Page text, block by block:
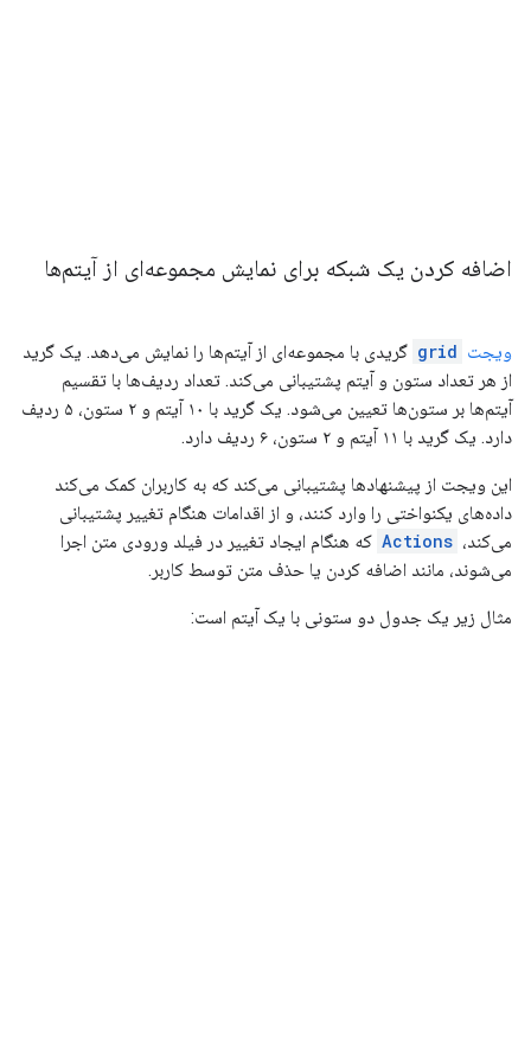
اضافه کردن یک شبکه برای نمایش مجموعه‌ای از آیتم‌ها
ویجت grid گریدی با مجموعه‌ای از آیتم‌ها را نمایش می‌دهد. یک گرید
از هر تعداد ستون و آیتم پشتیبانی می‌کند. تعداد ردیف‌ها با تقسیم
آیتم‌ها بر ستون‌ها تعیین می‌شود. یک گرید با ۱۰ آیتم و ۲ ستون، ۵ ردیف
دارد. یک گرید با ۱۱ آیتم و ۲ ستون، ۶ ردیف دارد.
این ویجت از پیشنهادها پشتیبانی می‌کند که به کاربران کمک می‌کند
داده‌های یکنواختی را وارد کنند، و از اقدامات هنگام تغییر پشتیبانی
می‌کند، Actions که هنگام ایجاد تغییر در فیلد ورودی متن اجرا
می‌شوند، مانند اضافه کردن یا حذف متن توسط کاربر.
مثال زیر یک جدول دو ستونی با یک آیتم است: